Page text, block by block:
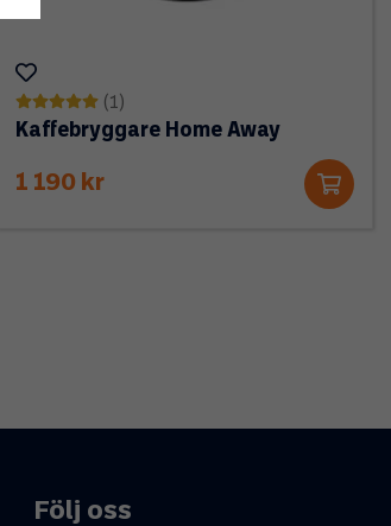
(1)
Kaffebryggare Home Away
1 190 kr
Följ oss